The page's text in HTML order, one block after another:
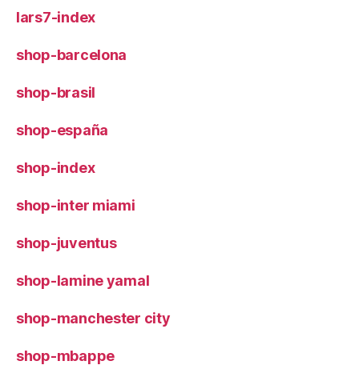
lars7-index
shop-barcelona
shop-brasil
shop-españa
shop-index
shop-inter miami
shop-juventus
shop-lamine yamal
shop-manchester city
shop-mbappe